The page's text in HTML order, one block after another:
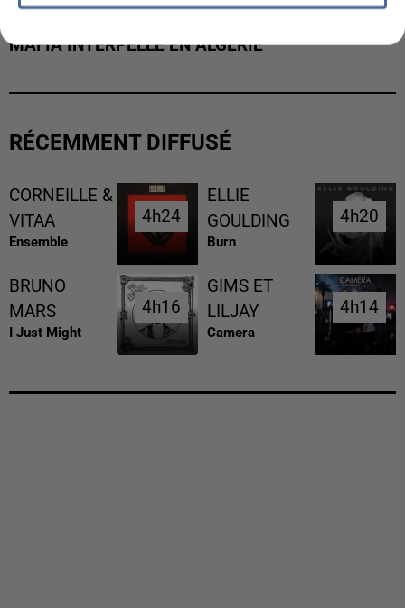
MAFIA INTERPELLÉ EN ALGÉRIE
RÉCEMMENT DIFFUSÉ
CORNEILLE &
VITAA
Ensemble
4h24
4h24
ELLIE
GOULDING
Burn
4h20
4h20
BRUNO
MARS
I Just Might
4h16
4h16
GIMS ET
LILJAY
Camera
4h14
4h14